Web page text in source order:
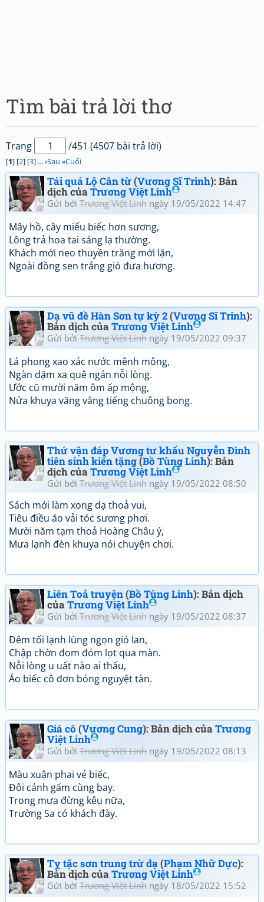
Tìm bài trả lời thơ
Trang /451 (4507 bài trả lời)
[1] [2] [3] ... ›Sau »Cuối
Tái quá Lộ Cân từ(Vương Sĩ Trinh): Bản
dịch củaTrương Việt Linh
Gửi bởi Trương Việt Linh ngày 19/05/2022 14:47
Mây hồ, cây miếu biếc hơn sương,
Lông trả hoa tai sáng lạ thường.
Khách mới neo thuyền trăng mới lặn,
Ngoài đồng sen trắng gió đưa hương.
Dạ vũ đề Hàn Sơn tự kỳ 2(Vương Sĩ Trinh):
Bản dịch củaTrương Việt Linh
Gửi bởi Trương Việt Linh ngày 19/05/2022 09:37
Lá phong xao xác nước mênh mông,
Ngàn dặm xa quê ngán nỗi lòng.
Ước cũ mười năm ôm ấp mộng,
Nửa khuya văng vẳng tiếng chuông bong.
Thứ vận đáp Vương tư khấu Nguyễn Đình
tiên sinh kiến tặng(Bồ Tùng Linh): Bản
dịch củaTrương Việt Linh
Gửi bởi Trương Việt Linh ngày 19/05/2022 08:50
Sách mới làm xong dạ thoả vui,
Tiêu điều áo vải tóc sương phơi.
Mười năm tạm thoả Hoàng Châu ý,
Mưa lạnh đèn khuya nói chuyện chơi.
Liên Toả truyện(Bồ Tùng Linh): Bản dịch
củaTrương Việt Linh
Gửi bởi Trương Việt Linh ngày 19/05/2022 08:37
Đêm tối lạnh lùng ngọn gió lan,
Chập chờn đom đóm lọt qua màn.
Nỗi lòng u uất nào ai thấu,
Áo biếc cô đơn bóng nguyệt tàn.
Giá cô (Vương Cung): Bản dịch củaTrương
Việt Linh
Gửi bởi Trương Việt Linh ngày 19/05/2022 08:13
Màu xuân phai vẻ biếc,
Đôi cánh gấm cùng bay.
Trong mưa đừng kêu nữa,
Trường Sa có khách đày.
Tỵ tặc sơn trung trừ dạ(Phạm Nhữ Dực):
Bản dịch củaTrương Việt Linh
Gửi bởi Trương Việt Linh ngày 18/05/2022 15:52